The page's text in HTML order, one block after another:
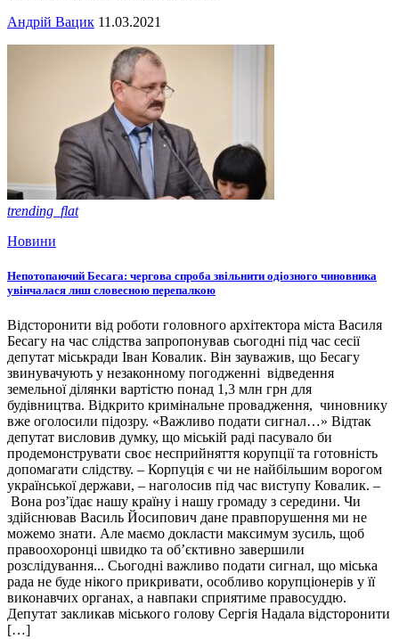
Андрій Вацик 11.03.2021
trending_flat
Новини
Непотопаючий Бесага: чергова спроба звільнити одіозного чиновника
увінчалася лиш словесною перепалкою
Відсторонити від роботи головного архітектора міста Василя
Бесагу на час слідства запропонував сьогодні під час сесії
депутат міськради Іван Ковалик. Він зауважив, що Бесагу
звинувачують у незаконному погодженні відведення
земельної ділянки вартістю понад 1,3 млн грн для
будівництва. Відкрито кримінальне провадження, чиновнику
вже оголосили підозру. «Важливо подати сигнал…» Відтак
депутат висловив думку, що міській раді пасувало би
продемонструвати своє несприйняття корупції та готовність
допомагати слідству. – Корпуція є чи не найбільшим ворогом
української держави, – наголосив під час виступу Ковалик. –
Вона роз’їдає нашу країну і нашу громаду з середини. Чи
здійснював Василь Йосипович дане правпорушення ми не
можемо знати. Але маємо докласти максимум зусиль, щоб
правоохоронці швидко та об’єктивно завершили
розслідування... Сьогодні важливо подати сигнал, що міська
рада не буде нікого прикривати, особливо корупціонерів у її
виконавчих органах, а навпаки сприятиме правосуддю.
Депутат закликав міського голову Сергія Надала відсторонити
[…]